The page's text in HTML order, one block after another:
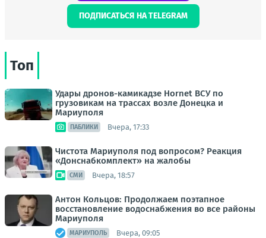
ПОДПИСАТЬСЯ НА TELEGRAM
Топ
Удары дронов-камикадзе Hornet ВСУ по
грузовикам на трассах возле Донецка и
Мариуполя
ПАБЛИКИ Вчера, 17:33
Чистота Мариуполя под вопросом? Реакция
«Донснабкомплект» на жалобы
СМИ Вчера, 18:57
Антон Кольцов: Продолжаем поэтапное
восстановление водоснабжения во все районы
Мариуполя
МАРИУПОЛЬ Вчера, 09:05